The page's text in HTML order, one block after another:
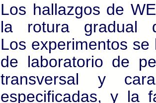
Los hallazgos de
la rotura gradual
Los experimentos se
de laboratorio de
transversal y
especificadas, y la